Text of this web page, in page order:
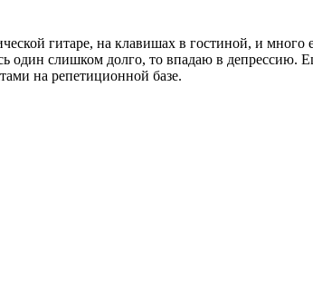
гитаре, на клавишах в гостиной, и
слишком долго, то впадаю в депрессию.
на репетиционной базе.